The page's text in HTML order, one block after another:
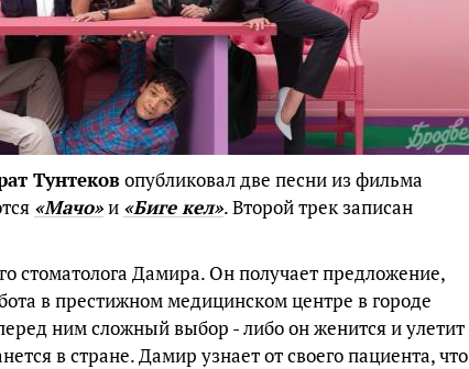
Тунтековопубликовал две песни из фильма
«Мачо»и «Биге кел». Второй трек записан
стоматолога Дамира. Он получает предложение,
в престижном медицинском центре в городе
ним сложный выбор - либо он женится и улетит
в стране. Дамир узнает от своего пациента, что